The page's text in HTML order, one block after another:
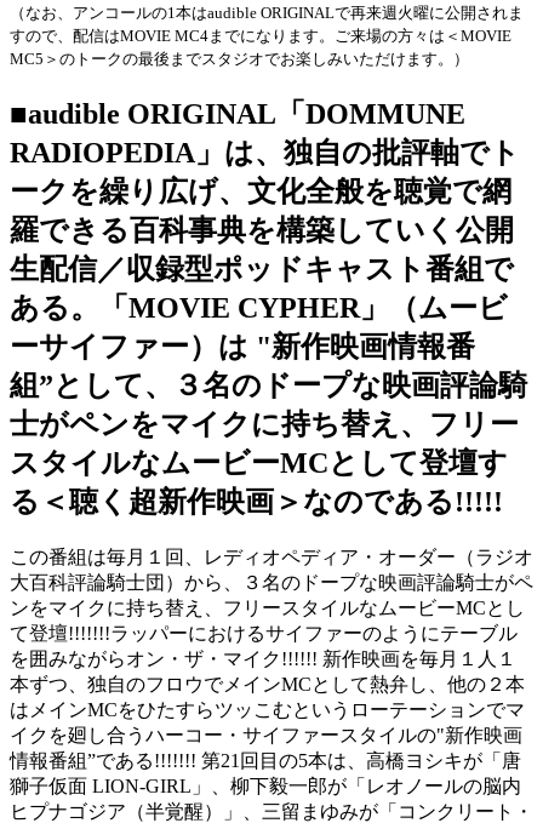
（なお、アンコールの1本はaudible ORIGINALで再来週火曜に公開されま
すので、配信はMOVIE MC4までになります。ご来場の方々は＜MOVIE
MC5＞のトークの最後までスタジオでお楽しみいただけます。）
■audible ORIGINAL「DOMMUNE
RADIOPEDIA」は、独自の批評軸でト
ークを繰り広げ、文化全般を聴覚で網
羅できる百科事典を構築していく公開
生配信／収録型ポッドキャスト番組で
ある。「MOVIE CYPHER」（ムービ
ーサイファー）は "新作映画情報番
組”として、３名のドープな映画評論騎
士がペンをマイクに持ち替え、フリー
スタイルなムービーMCとして登壇す
る＜聴く超新作映画＞なのである!!!!!
この番組は毎月１回、レディオペディア・オーダー（ラジオ
大百科評論騎士団）から、３名のドープな映画評論騎士がペ
ンをマイクに持ち替え、フリースタイルなムービーMCとし
て登壇!!!!!!!ラッパーにおけるサイファーのようにテーブル
を囲みながらオン・ザ・マイク!!!!!! 新作映画を毎月１人１
本ずつ、独自のフロウでメインMCとして熱弁し、他の２本
はメインMCをひたすらツッこむというローテーションでマ
イクを廻し合うハーコー・サイファースタイルの"新作映画
情報番組”である!!!!!!! 第21回目の5本は、高橋ヨシキが「唐
獅子仮面 LION-GIRL」、柳下毅一郎が「レオノールの脳内
ヒプナゴジア（半覚醒）」、三留まゆみが「コンクリート・